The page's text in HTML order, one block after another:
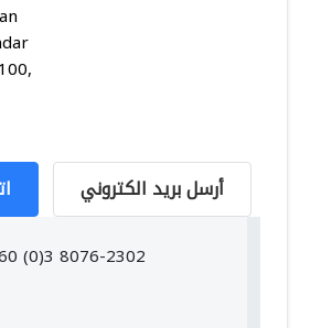
أرسل بريد الكتروني
(0)3 8076-2302